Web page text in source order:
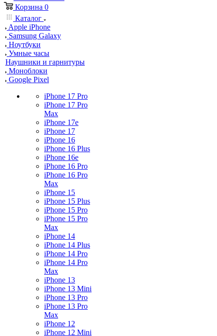
Корзина 0
Каталог
Apple iPhone
Samsung Galaxy
Ноутбуки
Умные часы
Наушники и гарнитуры
Моноблоки
Google Pixel
iPhone 17 Pro
iPhone 17 Pro
Max
iPhone 17e
iPhone 17
iPhone 16
iPhone 16 Plus
iPhone 16e
iPhone 16 Pro
iPhone 16 Pro
Max
iPhone 15
iPhone 15 Plus
iPhone 15 Pro
iPhone 15 Pro
Max
iPhone 14
iPhone 14 Plus
iPhone 14 Pro
iPhone 14 Pro
Max
iPhone 13
iPhone 13 Mini
iPhone 13 Pro
iPhone 13 Pro
Max
iPhone 12
iPhone 12 Mini